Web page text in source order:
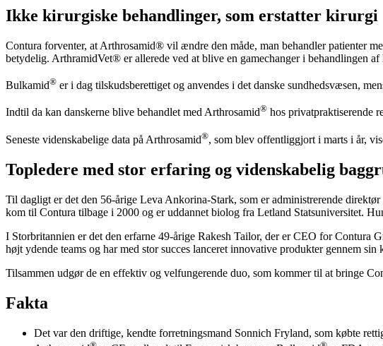
Ikke kirurgiske behandlinger, som erstatter kirurgi
Contura forventer, at Arthrosamid® vil ændre den måde, man behandler patienter
betydelig. ArthramidVet® er allerede ved at blive en gamechanger i behandlingen
Bulkamid® er i dag tilskudsberettiget og anvendes i det danske sundhedsvæsen,
Indtil da kan danskerne blive behandlet med Arthrosamid® hos privatpraktiserende
Seneste videnskabelige data på Arthrosamid®, som blev offentliggjort i marts i år,
Topledere med stor erfaring og videnskabelig
Til dagligt er det den 56-årige Leva Ankorina-Stark, som er administrerende
kom til Contura tilbage i 2000 og er uddannet biolog fra Letland Statsuniversitet.
I Storbritannien er det den erfarne 49-årige Rakesh Tailor, der er CEO for Contura
højt ydende teams og har med stor succes lanceret innovative produkter gennem
Tilsammen udgør de en effektiv og velfungerende duo, som kommer til at bringe
Fakta
Det var den driftige, kendte forretningsmand Sonnich Fryland, som købte